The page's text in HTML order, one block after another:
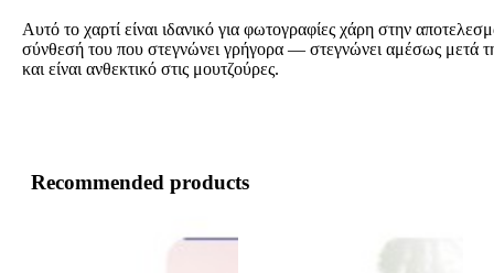
Αυτό το χαρτί είναι ιδανικό για φωτογραφίες χάρη στην
σύνθεσή του που στεγνώνει γρήγορα — στεγνώνει αμέσως μετά
και είναι ανθεκτικό στις μουτζούρες.
Recommended products